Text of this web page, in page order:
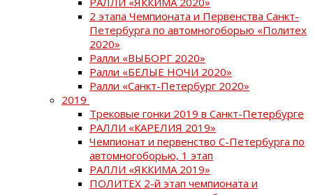
2 этапа Чемпионата и Первенства Санкт-
Петербурга по автомногоборью «Политех
2020»
Ралли «ВЫБОРГ 2020»
Ралли «БЕЛЫЕ НОЧИ 2020»
Ралли «Санкт-Петербург 2020»
2019
Трековые гонки 2019 в Санкт-Петербурге
РАЛЛИ «КАРЕЛИЯ 2019»
Чемпионат и первенство С-Петербурга по
автомногоборью, 1 этап
РАЛЛИ «ЯККИМА 2019»
ПОЛИТЕХ 2-й этап чемпионата и